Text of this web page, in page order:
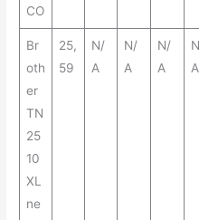
CO
Br
oth
er
TN
25
10
XL
ne
25,
59
N/
A
N/
A
N/
A
A